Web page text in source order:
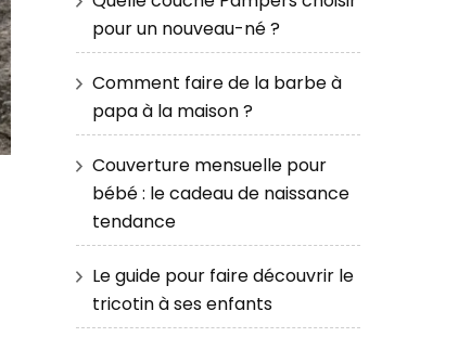
pour un nouveau-né ?
Comment faire de la barbe à
papa à la maison ?
Couverture mensuelle pour
bébé : le cadeau de naissance
tendance
Le guide pour faire découvrir le
tricotin à ses enfants